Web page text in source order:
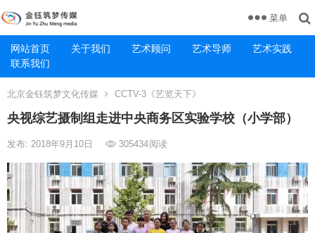
网站首页 关于我们 艺术顾问 艺术导师
艺术实践
联系我们
菜单
北京金钰筑梦文化传媒 CCTV-3《艺览天下》
央视综艺摄制组走进中央商务区实验学校（小学部）
发布: 2018年9月10日 305434阅读